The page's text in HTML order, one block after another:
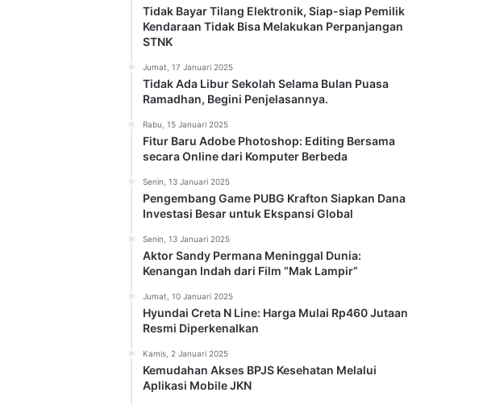
Tidak Bayar Tilang Elektronik, Siap-siap Pemilik
Kendaraan Tidak Bisa Melakukan Perpanjangan
STNK
Jumat, 17 Januari 2025
Tidak Ada Libur Sekolah Selama Bulan Puasa
Ramadhan, Begini Penjelasannya.
Rabu, 15 Januari 2025
Fitur Baru Adobe Photoshop: Editing Bersama
secara Online dari Komputer Berbeda
Senin, 13 Januari 2025
Pengembang Game PUBG Krafton Siapkan Dana
Investasi Besar untuk Ekspansi Global
Senin, 13 Januari 2025
Aktor Sandy Permana Meninggal Dunia:
Kenangan Indah dari Film “Mak Lampir”
Jumat, 10 Januari 2025
Hyundai Creta N Line: Harga Mulai Rp460 Jutaan
Resmi Diperkenalkan
Kamis, 2 Januari 2025
Kemudahan Akses BPJS Kesehatan Melalui
Aplikasi Mobile JKN